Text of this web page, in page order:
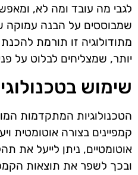
לגבי מה עובד ומה לא,
שמבוססים על הבנה עמוקה
מתודולוגיה זו תורמת
יותר, שמצליחים לבלוט על
שימוש
הטכנולוגיות המתקדמות
קמפיינים בצורה אוטומטית
אוטומטיים, ניתן לייעל את
ובכך לשפר את תוצאות